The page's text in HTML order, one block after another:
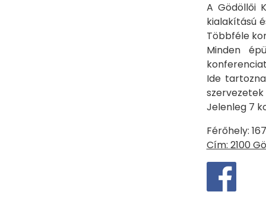
A Gödöllői
kialakítású
Többféle
Minden
Ide
Jelenleg 7
Férőhely:
Cím: 2100